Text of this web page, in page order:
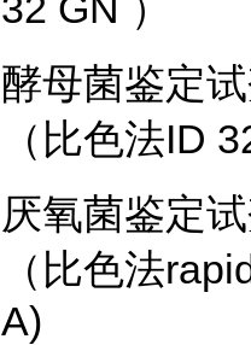
酵母菌鉴定
（比色法ID
厌氧菌鉴定
（比色法
A)